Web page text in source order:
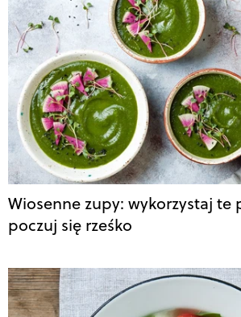
Wiosenne zupy: wykorzystaj te
poczuj się rześko